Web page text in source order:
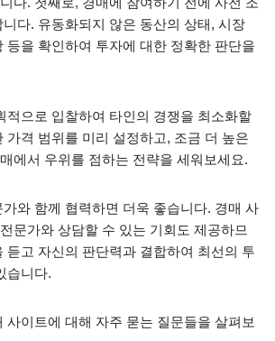
다. 유동화되지 않은 동산의 상태, 시장
등을 확인하여 투자에 대한 정확한 판단을
적으로 입찰하여 타인의 경쟁을 최소화할
가격 범위를 미리 설정하고, 조금 더 높은
에서 우위를 점하는 전략을 세워보세요.
와 함께 협력하면 더욱 좋습니다. 경매 사
문가와 상담할 수 있는 기회도 제공하므
듣고 자신의 판단력과 결합하여 최선의 투
습니다.
사이트에 대해 자주 묻는 질문들을 살펴보